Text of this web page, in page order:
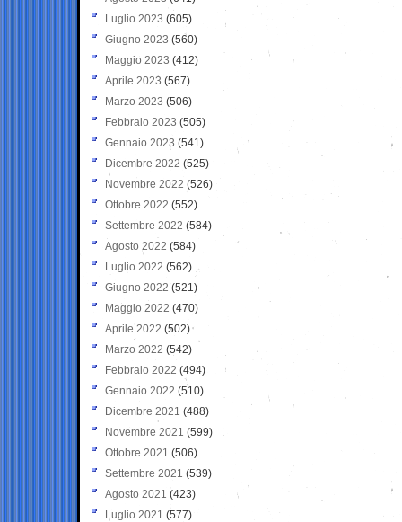
Luglio 2023 (605)
Giugno 2023 (560)
Maggio 2023 (412)
Aprile 2023 (567)
Marzo 2023 (506)
Febbraio 2023 (505)
Gennaio 2023 (541)
Dicembre 2022 (525)
Novembre 2022 (526)
Ottobre 2022 (552)
Settembre 2022 (584)
Agosto 2022 (584)
Luglio 2022 (562)
Giugno 2022 (521)
Maggio 2022 (470)
Aprile 2022 (502)
Marzo 2022 (542)
Febbraio 2022 (494)
Gennaio 2022 (510)
Dicembre 2021 (488)
Novembre 2021 (599)
Ottobre 2021 (506)
Settembre 2021 (539)
Agosto 2021 (423)
Luglio 2021 (577)